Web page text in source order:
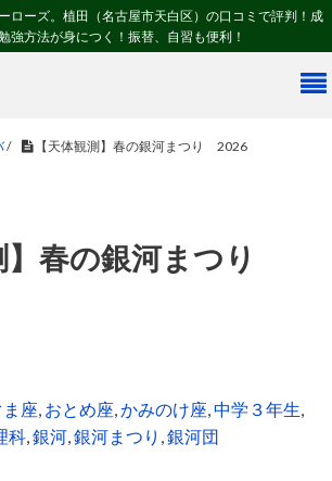
ローズ。植田（名古屋市天白区）の口コミで評判！成
強方法が身につく！振替、自習も便利！
/ 【天体観測】春の銀河まつり 2026
】春の銀河まつり
座, おとめ座,かみのけ座,中学３年生,
科,銀河,銀河まつり ,銀河団